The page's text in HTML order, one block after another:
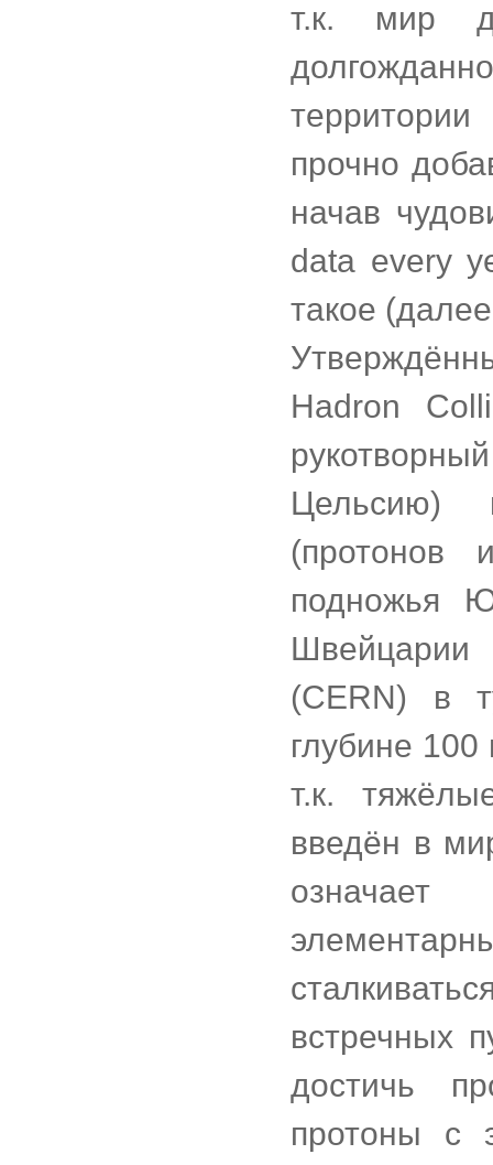
т.к. мир
прочно
начав
data every
такое
Hadron
Цельсию)
(протонов
подножья
Швейцарии
(CERN) в
глубине
т.к.
введён в
встречных
достичь
протоны с